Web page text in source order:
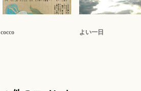
cocco よい一日